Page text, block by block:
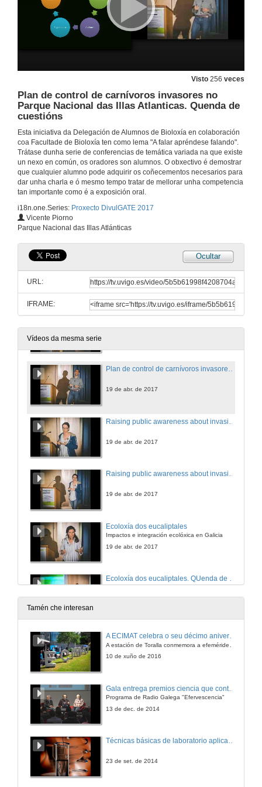
Visto 256 veces
Plan de control de carnívoros invasores no
Parque Nacional das Illas Atlanticas. Quenda de
cuestións
Esta iniciativa da Delegación de Alumnos de Bioloxía en colaboración
coa Facultade de Bioloxía ten como lema "A falar apréndese falando".
Trátase dunha serie de conferencias de temática variada na que existe
un nexo en común, os oradores son alumnos. O obxectivo é demostrar
que cualquier alumno pode adquirir os coñecementos necesarios para
dar unha charla e ó mesmo tempo tratar de mellorar unha competencia
tan importante como é a exposición oral.
i18n.one.Series: Proxecto DivulGATE 2017
Vicente Piorno
Parque Nacional das Illas Atlánticas
Ocultar
URL:
IFRAME:
Vídeos da mesma serie
4 de abr. de 2017
Como a invasión afecta ó invasor
Como a invasión afecta ó invasor. Quenda de cuestións
19 de abr. de 2017
Hai vida despois da invasión?
19 de abr. de 2017
Hai vida despois da invasión? Quenda de cuestións
19 de abr. de 2017
Plan de control de carnívoros invasores no Parque Nacional das Illas Atlanticas
Plan de control de carnívoros invasores no Parque Nacional das Illas Atlanticas. Quenda de cuestións
19 de abr. de 2017
19 de abr. de 2017
Raising public awareness about invasive plants in Portugal. Questions
19 de abr. de 2017
Ecoloxía dos eucaliptales
Impactos e integración ecolóxica en Galicia
19 de abr. de 2017
Ecoloxía dos eucaliptales. QUenda de cuestións
19 de abr. de 2017
Tamén che interesan
A ECIMAT celebra o seu décimo aniversario
10 de xuño de 2016
Programa de Radio Galega "Efervescencia"
13 de dec. de 2014
Técnicas básicas de laboratorio aplicadas á bioloxía
23 de set. de 2014